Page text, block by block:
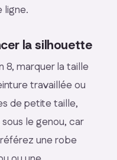
ligne.
la silhouette
8, marquer la taille
travaillée ou
de petite taille,
le genou, car
une robe